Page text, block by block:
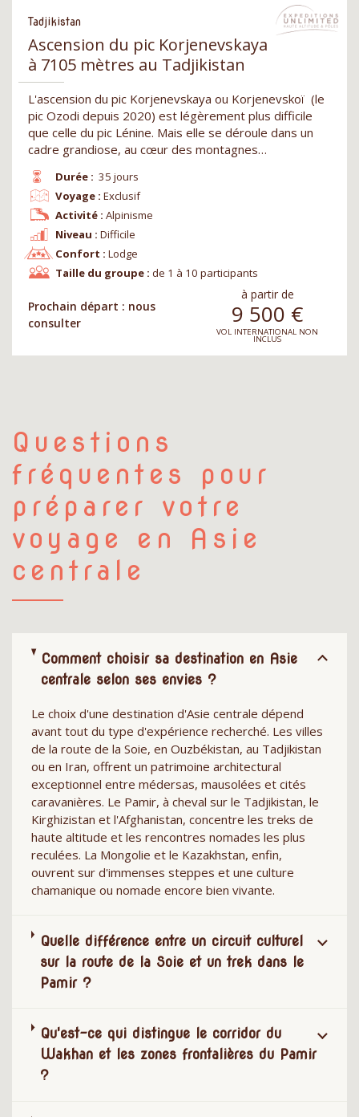
Tadjikistan
Ascension du pic Korjenevskaya
à 7105 mètres au Tadjikistan
L'ascension du pic Korjenevskaya ou Korjenevskoï (le
pic Ozodi depuis 2020) est légèrement plus difficile
que celle du pic Lénine. Mais elle se déroule dans un
cadre grandiose, au cœur des montagnes…
Durée : 35 jours
Niveau : Difficile
Voyage : Exclusif
Confort : Lodge
Activité : Alpinisme
Taille du groupe : de 1 à 10 participants
Prochain départ : nous
consulter
à partir de
9 500 €
VOL INTERNATIONAL NON
INCLUS
Questions
fréquentes pour
préparer votre
voyage en Asie
centrale
Comment choisir sa destination en Asie
centrale selon ses envies ?
Le choix d'une destination d'Asie centrale dépend
avant tout du type d'expérience recherché. Les villes
de la route de la Soie, en Ouzbékistan, au Tadjikistan
ou en Iran, offrent un patrimoine architectural
exceptionnel entre médersas, mausolées et cités
caravanières. Le Pamir, à cheval sur le Tadjikistan, le
Kirghizistan et l'Afghanistan, concentre les treks de
haute altitude et les rencontres nomades les plus
reculées. La Mongolie et le Kazakhstan, enfin,
ouvrent sur d'immenses steppes et une culture
chamanique ou nomade encore bien vivante.
Quelle différence entre un circuit culturel
sur la route de la Soie et un trek dans le
Pamir ?
Qu'est-ce qui distingue le corridor du
Wakhan et les zones frontalières du Pamir
?